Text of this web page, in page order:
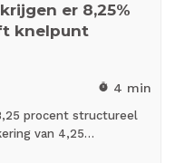
er 8,25%
knelpunt
timer 4 min
procent structureel
van 4,25…